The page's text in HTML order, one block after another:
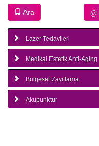
Ara @
Lazer Tedavileri
Medikal Estetik Anti-Aging
Bölgesel Zayıflama
Akupunktur